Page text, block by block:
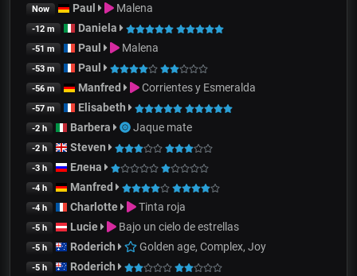
Now Paul Malena
-12 m Daniela
-51 m Paul Malena
-53 m Paul
-56 m Manfred Corrientes y Esmeralda
-57 m Elisabeth
-2 h Barbera Jaque mate
-2 h Steven
-3 h Елена
-4 h Manfred
-4 h Charlotte Tinta roja
-5 h Lucie Bajo un cielo de estrellas
-5 h Roderich Golden age, Complex, Joy
-5 h Roderich